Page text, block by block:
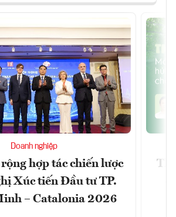
Doanh nghiệp
hợp tác chiến lược
Xúc tiến Đầu tư TP.
– Catalonia 2026
Thị